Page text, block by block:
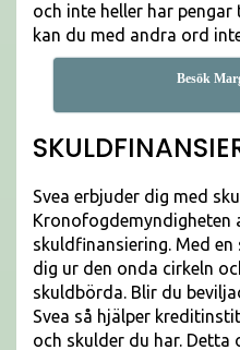
och inte heller har
kan du med andra ord
Besök
Svea erbjuder dig med
Kronofogdemyndigheten
skuldfinansiering. Med
dig ur den onda cirkeln
skuldbörda. Blir du
Svea så hjälper
och skulder du har.